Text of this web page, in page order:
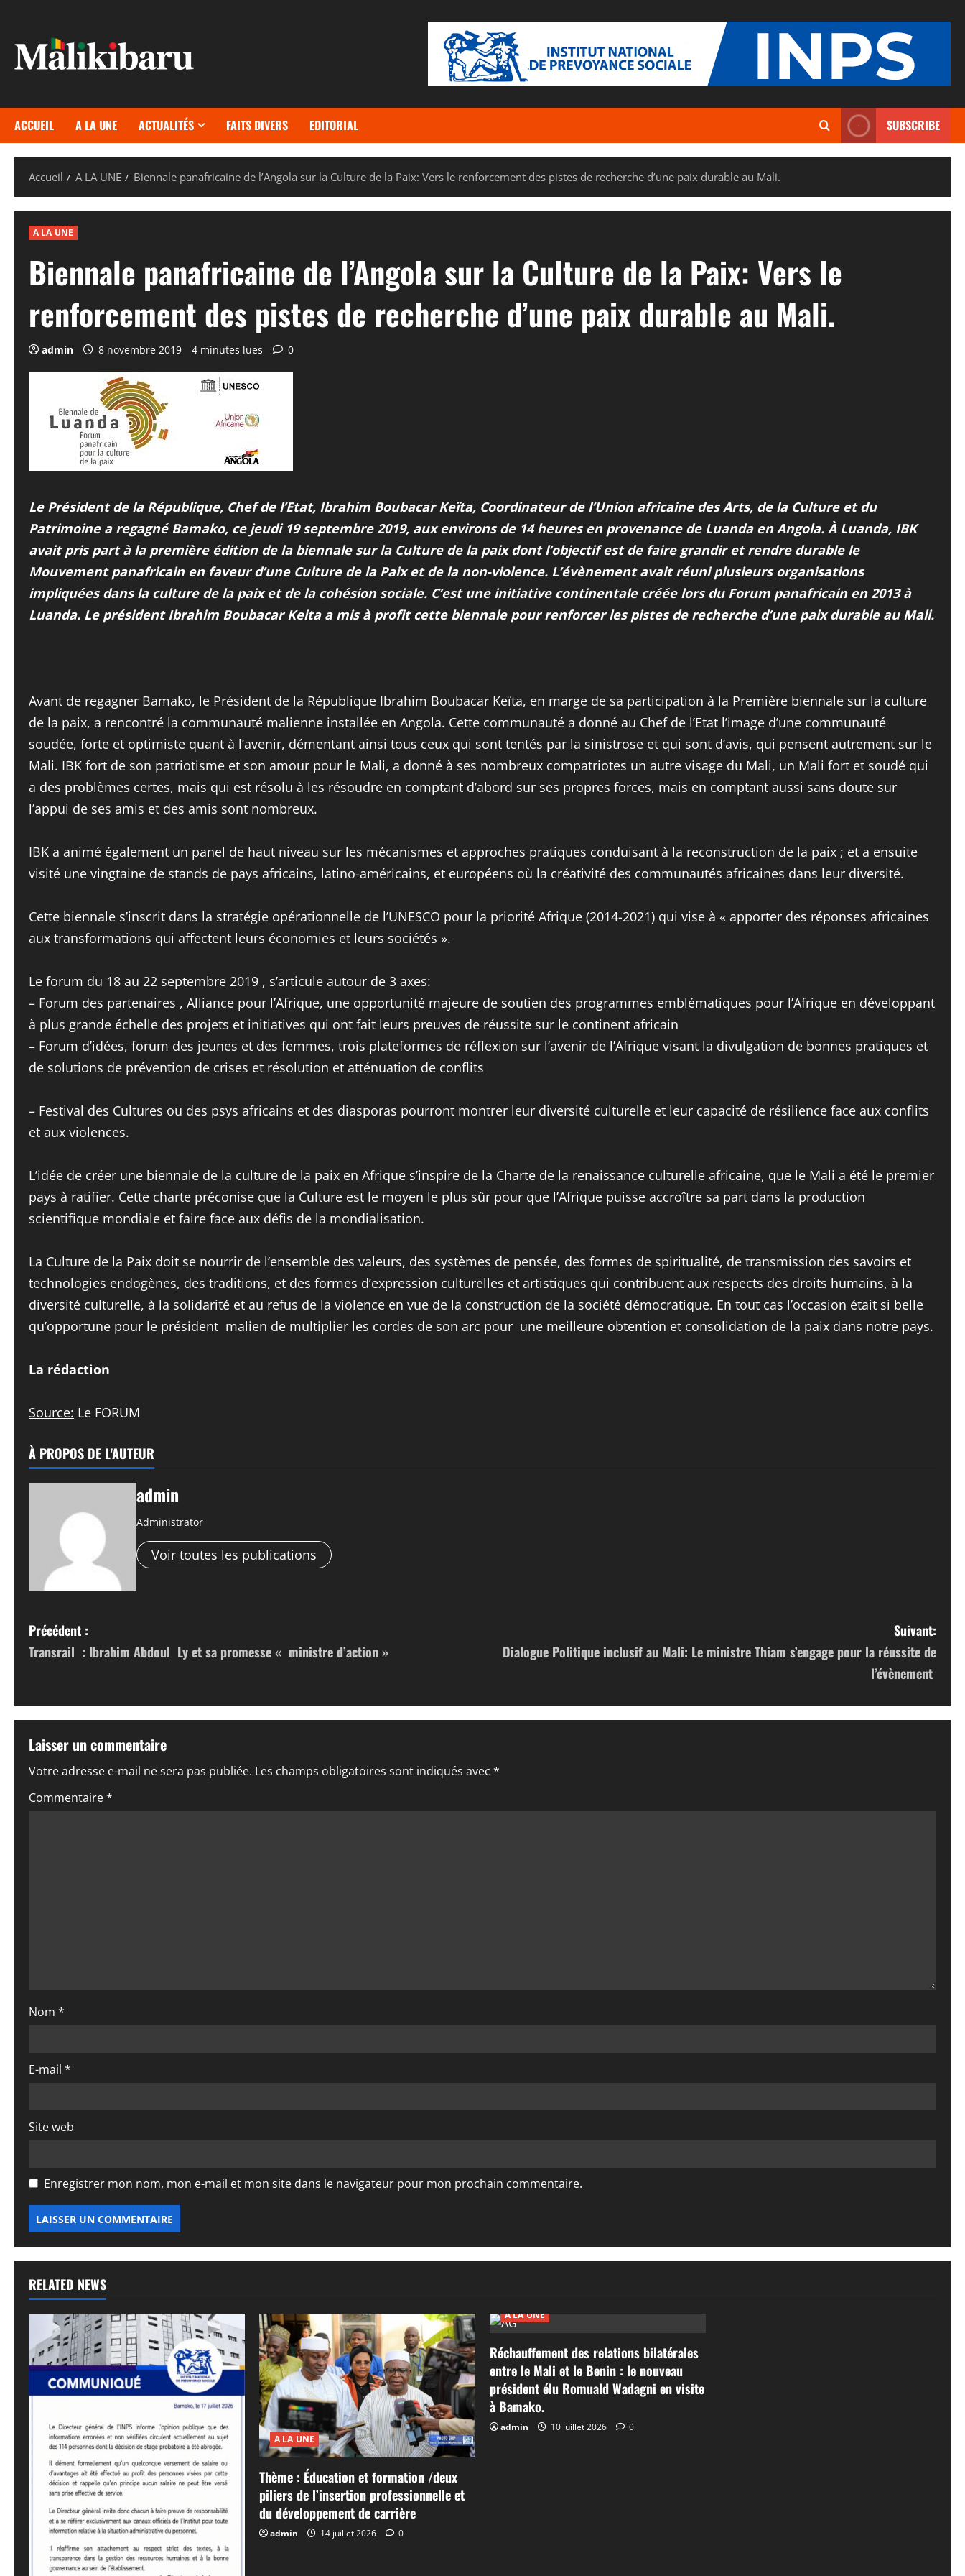
contenu
ACCUEIL A LA UNE ACTUALITÉS FAITS DIVERS EDITORIAL SUBSCRIBE
Accueil A LA UNE Biennale panafricaine de l’Angola sur la Culture de la Paix: Vers le renforcement des pistes de recherche d’une paix durable au Mali.
A LA UNE
Biennale panafricaine de l’Angola sur la Culture de la Paix: Vers le
renforcement des pistes de recherche d’une paix durable au Mali.
admin 8 novembre 2019 4 minutes lues 0
Le Président de la République, Chef de l’Etat, Ibrahim Boubacar Keïta, Coordinateur de l’Union africaine des Arts, de la Culture et du
Patrimoine a regagné Bamako, ce jeudi 19 septembre 2019, aux environs de 14 heures en provenance de Luanda en Angola. À Luanda, IBK
avait pris part à la première édition de la biennale sur la Culture de la paix dont l’objectif est de faire grandir et rendre durable le
Mouvement panafricain en faveur d’une Culture de la Paix et de la non-violence. L’évènement avait réuni plusieurs organisations
impliquées dans la culture de la paix et de la cohésion sociale. C’est une initiative continentale créée lors du Forum panafricain en 2013 à
Luanda. Le président Ibrahim Boubacar Keita a mis à profit cette biennale pour renforcer les pistes de recherche d’une paix durable au Mali.
Avant de regagner Bamako, le Président de la République Ibrahim Boubacar Keïta, en marge de sa participation à la Première biennale sur la culture
de la paix, a rencontré la communauté malienne installée en Angola. Cette communauté a donné au Chef de l’Etat l’image d’une communauté
soudée, forte et optimiste quant à l’avenir, démentant ainsi tous ceux qui sont tentés par la sinistrose et qui sont d’avis, qui pensent autrement sur le
Mali. IBK fort de son patriotisme et son amour pour le Mali, a donné à ses nombreux compatriotes un autre visage du Mali, un Mali fort et soudé qui
a des problèmes certes, mais qui est résolu à les résoudre en comptant d’abord sur ses propres forces, mais en comptant aussi sans doute sur
l’appui de ses amis et des amis sont nombreux.
IBK a animé également un panel de haut niveau sur les mécanismes et approches pratiques conduisant à la reconstruction de la paix ; et a ensuite
visité une vingtaine de stands de pays africains, latino-américains, et européens où la créativité des communautés africaines dans leur diversité.
Cette biennale s’inscrit dans la stratégie opérationnelle de l’UNESCO pour la priorité Afrique (2014-2021) qui vise à « apporter des réponses africaines
aux transformations qui affectent leurs économies et leurs sociétés ».
Le forum du 18 au 22 septembre 2019 , s’articule autour de 3 axes:
– Forum des partenaires , Alliance pour l’Afrique, une opportunité majeure de soutien des programmes emblématiques pour l’Afrique en développant
à plus grande échelle des projets et initiatives qui ont fait leurs preuves de réussite sur le continent africain
– Forum d’idées, forum des jeunes et des femmes, trois plateformes de réflexion sur l’avenir de l’Afrique visant la divulgation de bonnes pratiques et
de solutions de prévention de crises et résolution et atténuation de conflits
– Festival des Cultures ou des psys africains et des diasporas pourront montrer leur diversité culturelle et leur capacité de résilience face aux conflits
et aux violences.
L’idée de créer une biennale de la culture de la paix en Afrique s’inspire de la Charte de la renaissance culturelle africaine, que le Mali a été le premier
pays à ratifier. Cette charte préconise que la Culture est le moyen le plus sûr pour que l’Afrique puisse accroître sa part dans la production
scientifique mondiale et faire face aux défis de la mondialisation.
La Culture de la Paix doit se nourrir de l’ensemble des valeurs, des systèmes de pensée, des formes de spiritualité, de transmission des savoirs et
technologies endogènes, des traditions, et des formes d’expression culturelles et artistiques qui contribuent aux respects des droits humains, à la
diversité culturelle, à la solidarité et au refus de la violence en vue de la construction de la société démocratique. En tout cas l’occasion était si belle
qu’opportune pour le président malien de multiplier les cordes de son arc pour une meilleure obtention et consolidation de la paix dans notre pays.
La rédaction
Source: Le FORUM
À PROPOS DE L'AUTEUR
admin
Administrator
Voir toutes les publications
N
a
i
g
a
r
t
c
e
Précédent :
Transrail : Ibrahim Abdoul Ly et sa promesse « ministre d’action »
Suivant:
Dialogue Politique inclusif au Mali: Le ministre Thiam s’engage pour la réussite de
l’évènement
Laisser un commentaire
Votre adresse e-mail ne sera pas publiée. Les champs obligatoires sont indiqués avec *
Commentaire*
Nom *
E-mail *
Site web
Enregistrer mon nom, mon e-mail et mon site dans le navigateur pour mon prochain commentaire.
RELATED NEWS
A LA UNE
Thème : Éducation et formation /deux
piliers de l’insertion professionnelle et
du développement de carrière
admin 14 juillet 2026 0
A LA UNE
Réchauffement des relations bilatérales
entre le Mali et le Benin : le nouveau
président élu Romuald Wadagni en visite
à Bamako.
admin 10 juillet 2026 0